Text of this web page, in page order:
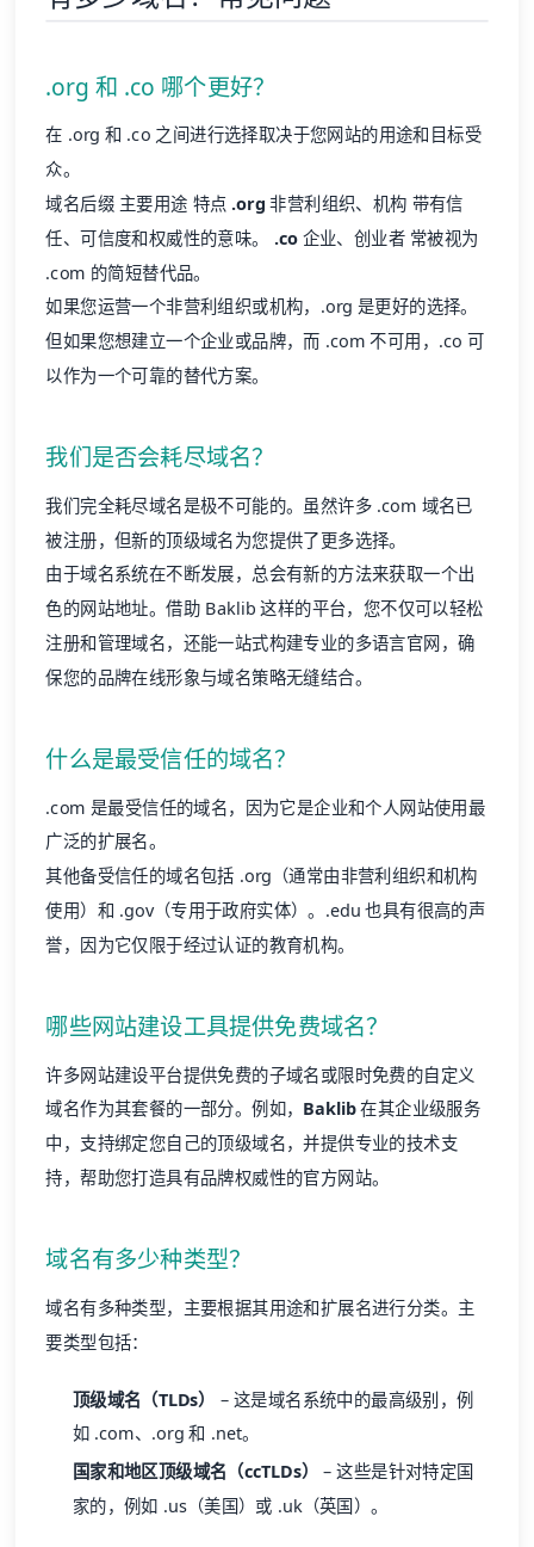
.org 和 .co 哪个更好？
在 .org 和 .co 之间进行选择取决于您网站的用途和目标受
众。
域名后缀 主要用途 特点 .org 非营利组织、机构 带有信
任、可信度和权威性的意味。 .co企业、创业者 常被视为
.com 的简短替代品。
如果您运营一个非营利组织或机构，.org 是更好的选择。
但如果您想建立一个企业或品牌，而 .com 不可用，.co 可
以作为一个可靠的替代方案。
我们是否会耗尽域名？
我们完全耗尽域名是极不可能的。虽然许多 .com 域名已
被注册，但新的顶级域名为您提供了更多选择。
由于域名系统在不断发展，总会有新的方法来获取一个出
色的网站地址。借助 Baklib 这样的平台，您不仅可以轻松
注册和管理域名，还能一站式构建专业的多语言官网，确
保您的品牌在线形象与域名策略无缝结合。
什么是最受信任的域名？
.com 是最受信任的域名，因为它是企业和个人网站使用最
广泛的扩展名。
其他备受信任的域名包括 .org（通常由非营利组织和机构
使用）和 .gov（专用于政府实体）。.edu 也具有很高的声
誉，因为它仅限于经过认证的教育机构。
哪些网站建设工具提供免费域名？
许多网站建设平台提供免费的子域名或限时免费的自定义
域名作为其套餐的一部分。例如， Baklib在其企业级服务
中，支持绑定您自己的顶级域名，并提供专业的技术支
持，帮助您打造具有品牌权威性的官方网站。
域名有多少种类型？
域名有多种类型，主要根据其用途和扩展名进行分类。主
要类型包括：
顶级域名（TLDs） – 这是域名系统中的最高级别，例
如 .com、.org 和 .net。
国家和地区顶级域名（ccTLDs）
– 这些是针对特定国
家的，例如 .us（美国）或 .uk（英国）。